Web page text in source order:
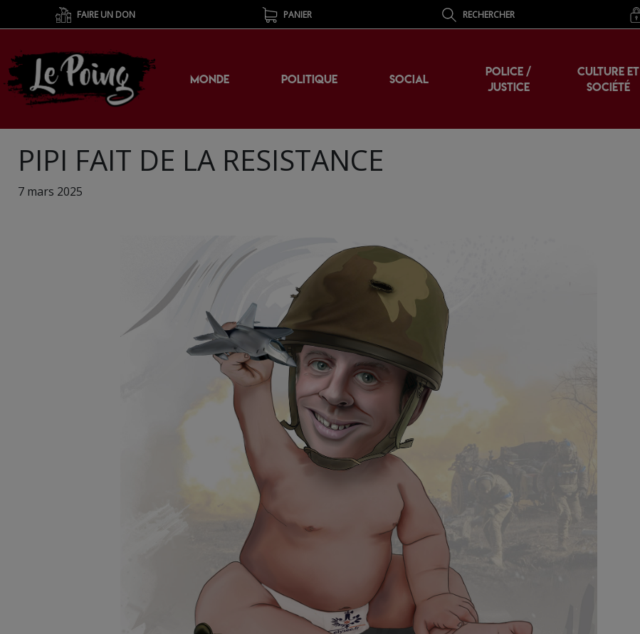
FAIRE UN DON PANIER RECHERCHER
MONDE POLITIQUE SOCIAL
POLICE /
JUSTICE
CULTURE ET
SOCIÉTÉ
PIPI FAIT DE LA RESISTANCE
7 mars 2025